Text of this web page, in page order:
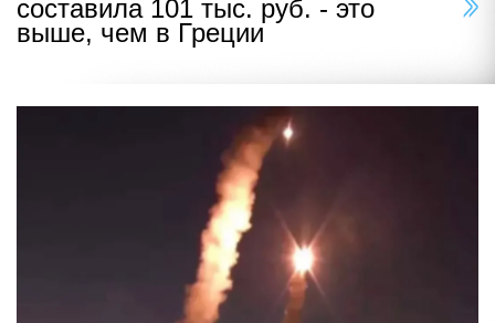
составила 101 тыс. руб. - это
выше, чем в Греции